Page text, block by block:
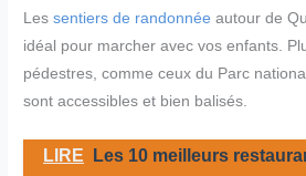
Lessentiers de randonnée autour de
idéal pour marcher avec vos enfants.
pédestres, comme ceux du Parc
sont accessibles et bien balisés.
LIRE
Les 10 meilleurs